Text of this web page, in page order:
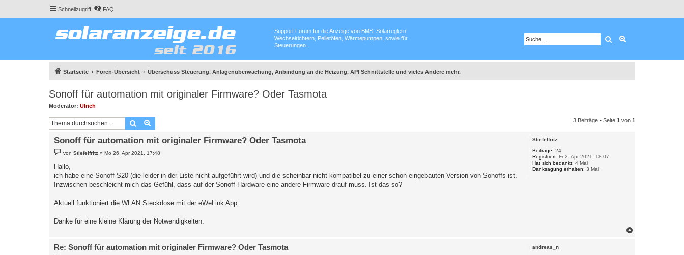
Schnellzugriff FAQ
Support Forum für die Anzeige von BMS, Solarreglern,
Wechselrichtern, Pelletöfen, Wärmepumpen, sowie für
Steuerungen.
Suche
Startseite Foren-Übersicht Überschuss Steuerung, Anlagenüberwachung, Anbindung an die Heizung, API Schnittstelle und vieles Andere mehr.
Sonoff für automation mit originaler Firmware? Oder Tasmota
Moderator: Ulrich
Suche 3 Beiträge • Seite 1 von 1
Stiefelfritz
Beiträge: 24
Registriert: Fr 2. Apr 2021, 18:07
Hat sich bedankt: 4 Mal
Danksagung erhalten: 3 Mal
Sonoff für automation mit originaler Firmware? Oder Tasmota
e
i
t
r
g
vonStiefelfritz »Mo 26. Apr 2021, 17:48
Hallo,
ich habe eine Sonoff S20 (die leider in der Liste nicht aufgeführt wird) und die scheinbar nicht kompatibel zu einer schon eingebauten Version von Sonoffs ist.
Inzwischen beschleicht mich das Gefühl, dass auf der Sonoff Hardware eine andere Firmware drauf muss. Ist das so?
Aktuell funktioniert die WLAN Steckdose mit der eWeLink App.
Danke für eine kleine Klärung der Notwendigkeiten.
andreas_n
Re: Sonoff für automation mit originaler Firmware? Oder Tasmota